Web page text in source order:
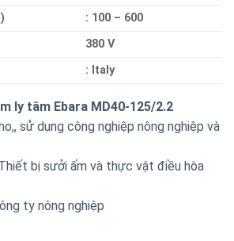
: 100 – 600
380 V
: Italy
ly tâm Ebara MD40-125/2.2
sử dụng công nghiệp nông nghiệp và
bị sưởi ấm và thực vật điều hòa
ty nông nghiệp